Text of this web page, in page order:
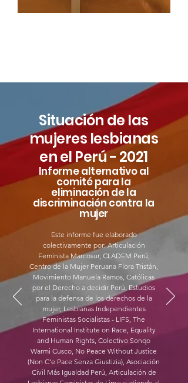
Situación de las
mujeres lesbianas
en el Perú - 2021
Informe alternativo al
comité para la
eliminación de la
discriminación contra la
mujer
Este informe fue elaborado
colectivamente por: Articulación
Feminista Marcosur, CLADEM Perú,
Centro de la Mujer Peruana Flora Tristán,
Movimiento Manuela Ramos, Católicas
por el Derecho a decidir Perú, Estudios
para la defensa de los derechos de la
mujer, Lesbianas Independientes
Feministas Socialistas - LIFS, The
International Institute on Race, Equality
and Human Rights, Colectivo Sonqo
Warmi Cusco, No Peace Without Justice
(Non C’e Pace Senza Giustizia), Asociación
Civil Más Igualdad Perú, Articulación de